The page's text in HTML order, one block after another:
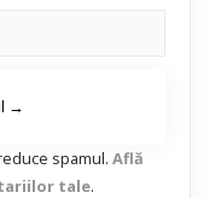
spamul. Află
tale.